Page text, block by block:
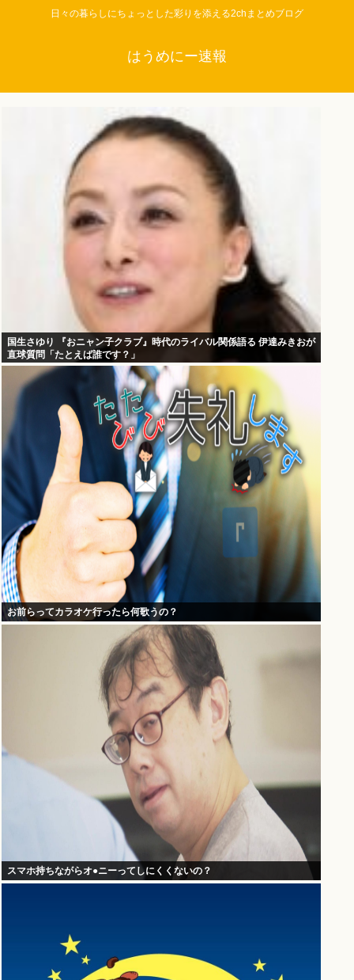
日々の暮らしにちょっとした彩りを添える2chまとめブログ
はうめにー速報
国生さゆり 『おニャン子クラブ』時代のライバル関係語る 伊達みきおが
直球質問「たとえば誰です？」
お前らってカラオケ行ったら何歌うの？
スマホ持ちながらオ●ニーってしにくくないの？